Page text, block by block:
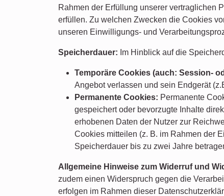
Rahmen der Erfüllung unserer vertraglichen
erfüllen. Zu welchen Zwecken die Cookies
unseren Einwilligungs- und
Speicherdauer: Im Hinblick auf die
Temporäre Cookies (auch: Session-
Angebot verlassen und sein Endgerät
Permanente Cookies: Permanente
gespeichert oder bevorzugte Inhalte
erhobenen Daten der Nutzer zur
Cookies mitteilen (z. B. im Rahmen der
Speicherdauer bis zu zwei Jahre
Allgemeine Hinweise zum Widerruf und
zudem einen Widerspruch gegen die
erfolgen im Rahmen dieser